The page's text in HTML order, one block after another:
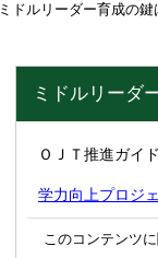
ミドルリーダー育成の
ミドルリーダ
ＯＪＴ推進ガイ
学力向上プロジ
このコンテンツ